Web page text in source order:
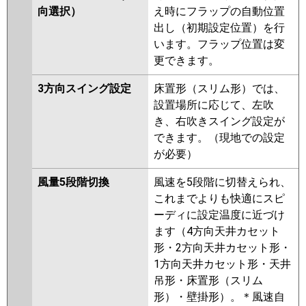
向選択）
え時にフラップの自動位置
出し（初期設定位置）を行
います。フラップ位置は変
更できます。
3方向スイング設定
床置形（スリム形）では、
設置場所に応じて、左吹
き、右吹きスイング設定が
できます。（現地での設定
が必要）
風量5段階切換
風速を5段階に切替えられ、
これまでよりも快適にスピ
ーディに設定温度に近づけ
ます（4方向天井カセット
形・2方向天井カセット形・
1方向天井カセット形・天井
吊形・床置形（スリム
形）・壁掛形）。＊風速自